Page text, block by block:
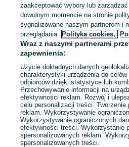
Popularne wyszukiwania
zaakceptować wybory lub
dowolnym momencie na stronie
sygnalizowane naszym partnerom i
przeglądania. Polityka cookies,
Wraz z naszymi partnerami
zapewnienia:
Użycie dokładnych danych
charakterystyki urządzenia do
odbiorców dzięki statystyce lub
Przechowywanie informacji na
efektywności reklam. Rozwój i
celu personalizacji treści.
reklam. Wykorzystywanie
Wykorzystywanie ograniczonych
efektywności treści. Wykorzystanie
spersonalizowanych reklam.
spersonalizowanych treści.